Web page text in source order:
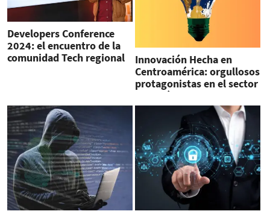
Developers Conference
2024: el encuentro de la
comunidad Tech regional
Innovación Hecha en
Centroamérica: orgullosos
protagonistas en el sector
tecnológico